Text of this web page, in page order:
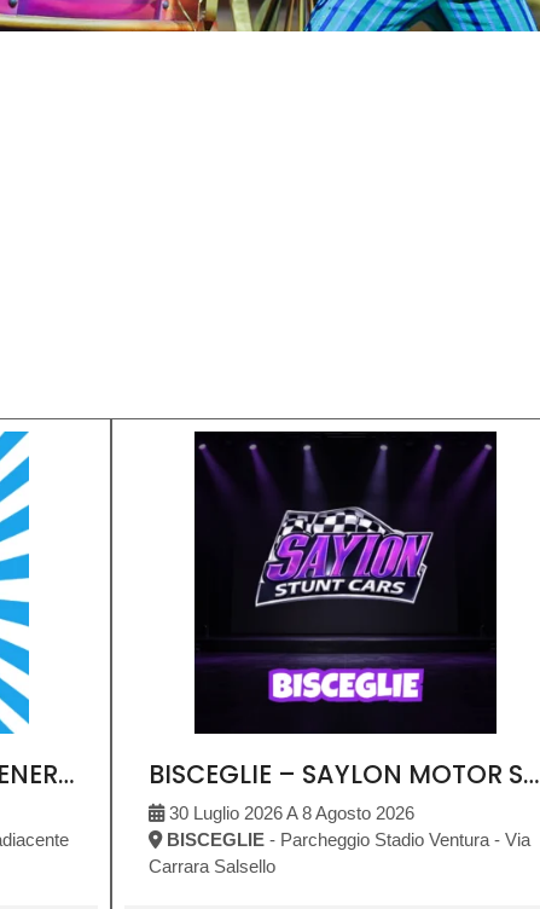
CIRCO D’ACQUA A MONTENERO DI BISACCIA BISCEGLIE – SAYLON MOTOR SHOW
30 Luglio 2026 A 8 Agosto 2026
BISCEGLIE - Parcheggio Stadio Ventura - Via
Carrara Salsello